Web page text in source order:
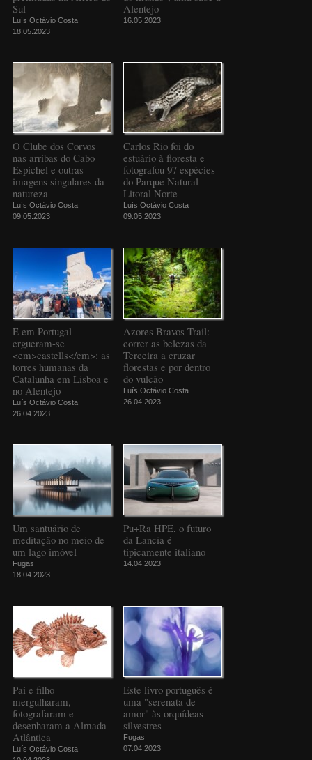
Sul
Luís Octávio Costa
18.05.2023
Alentejo
16.05.2023
O Clube dos Corvos
nas arribas do Cabo
Espichel e outras
imagens singulares da
natureza
Luís Octávio Costa
09.05.2023
Carlos Rio foi do
estuário à floresta e
fotografou 97 espécies
do Parque Natural
Litoral Norte
Luís Octávio Costa
09.05.2023
E em Portugal
ergueram-se
<em>castells</em>: as
torres humanas da
Catalunha em Lisboa e
no Alentejo
Luís Octávio Costa
26.04.2023
Azores Bravos Trail:
correr as belezas da
Terceira a cruzar
florestas e por dentro
do vulcão
Luís Octávio Costa
26.04.2023
Um santuário de
meditação no meio de
um lago imóvel
Fugas
18.04.2023
Pu+Ra HPE, o futuro
da Lancia é
tipicamente italiano
14.04.2023
Pai e filho
mergulharam,
fotografaram e
desenharam a Almada
Atlântica
Luís Octávio Costa
Este livro português é
uma "serenata de
amor" às orquídeas
silvestres
Fugas
07.04.2023